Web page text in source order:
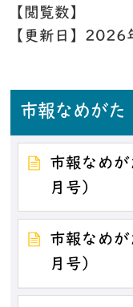
【閲覧数】
【更新日】 2026
市報なめが
市報なめ
月号）
市報なめ
月号）